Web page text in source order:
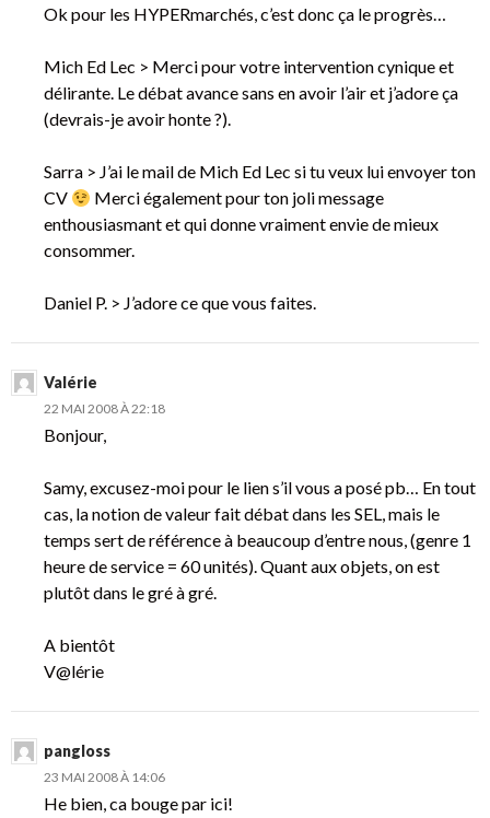
Ok pour les HYPERmarchés, c’est donc ça le progrès…
Mich Ed Lec > Merci pour votre intervention cynique et
délirante. Le débat avance sans en avoir l’air et j’adore ça
(devrais-je avoir honte ?).
Sarra > J’ai le mail de Mich Ed Lec si tu veux lui envoyer ton
CV
Merci également pour ton joli message
enthousiasmant et qui donne vraiment envie de mieux
consommer.
Daniel P. > J’adore ce que vous faites.
Valérie
22 MAI 2008 À 22:18
Bonjour,
Samy, excusez-moi pour le lien s’il vous a posé pb… En tout
cas, la notion de valeur fait débat dans les SEL, mais le
temps sert de référence à beaucoup d’entre nous, (genre 1
heure de service = 60 unités). Quant aux objets, on est
plutôt dans le gré à gré.
A bientôt
V@lérie
pangloss
23 MAI 2008 À 14:06
He bien, ca bouge par ici!